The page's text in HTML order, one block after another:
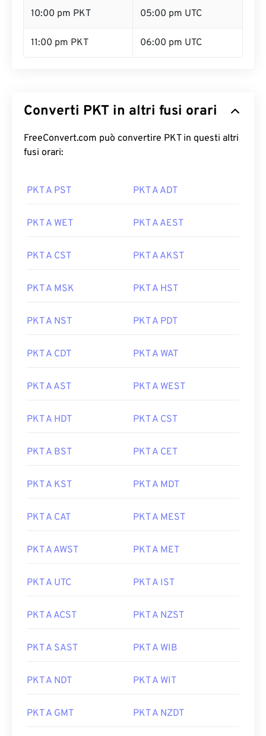
10:00 pm PKT 05:00 pm UTC
11:00 pm PKT 06:00 pm UTC
Converti PKT in altri fusi orari
FreeConvert.com può convertire PKT in questi altri
fusi orari:
PKT A PST PKT A ADT
PKT A WET PKT A AEST
PKT A CST PKT A AKST
PKT A MSK PKT A HST
PKT A NST PKT A PDT
PKT A CDT PKT A WAT
PKT A AST PKT A WEST
PKT A HDT PKT A CST
PKT A BST PKT A CET
PKT A KST PKT A MDT
PKT A CAT PKT A MEST
PKT A AWST PKT A MET
PKT A UTC PKT A IST
PKT A ACST PKT A NZST
PKT A SAST PKT A WIB
PKT A NDT PKT A WIT
PKT A GMT PKT A NZDT